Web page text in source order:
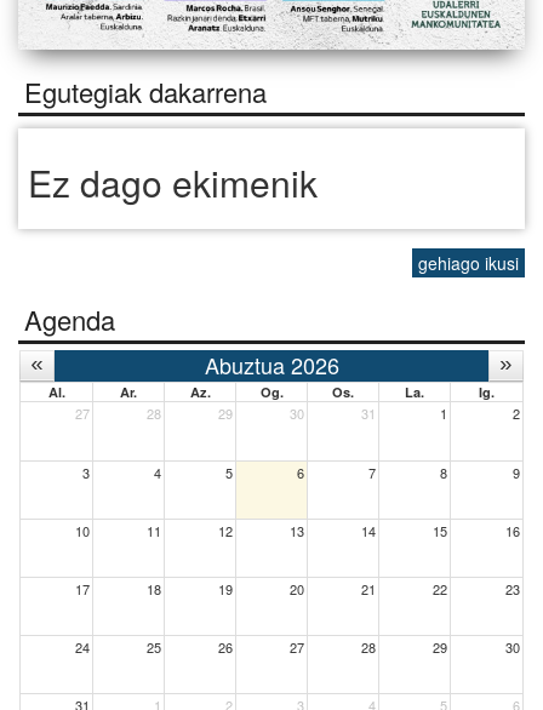
Egutegiak dakarrena
Ez dago ekimenik
gehiago ikusi
Agenda
Abuztua 2026
Al. Ar. Az. Og. Os. La. Ig.
27 28 29 30 31 1 2
3 4 5 6 7 8 9
10 11 12 13 14 15 16
17 18 19 20 21 22 23
24 25 26 27 28 29 30
31 1 2 3 4 5 6